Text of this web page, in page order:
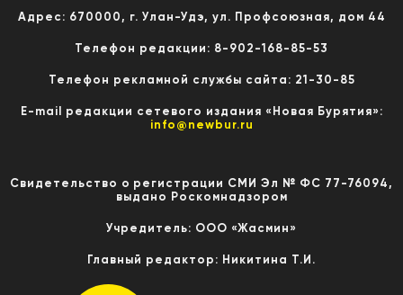
Адрес: 670000, г. Улан-Удэ, ул. Профсоюзная, дом 44
Телефон редакции: 8-902-168-85-53
Телефон рекламной службы сайта: 21-30-85
E-mail редакции сетевого издания «Новая Бурятия»:
info@newbur.ru
Свидетельство о регистрации СМИ Эл № ФС 77-76094,
выдано Роскомнадзором
Учредитель: ООО «Жасмин»
Главный редактор: Никитина Т.И.